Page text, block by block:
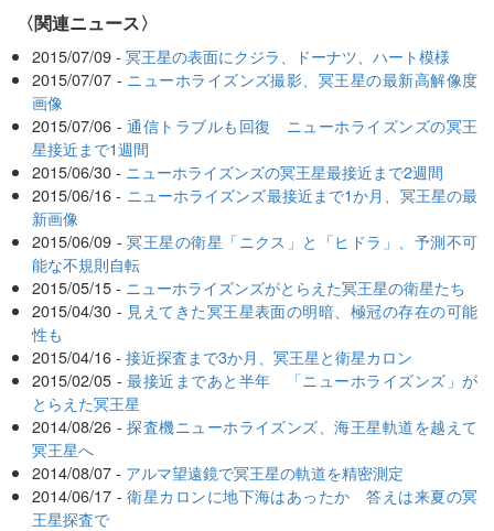
〈関連ニュース〉
2015/07/09 -冥王星の表面にクジラ、ドーナツ、ハート模様
2015/07/07 - ニューホライズンズ撮影、冥王星の最新高解像度
画像
2015/07/06 -通信トラブルも回復 ニューホライズンズの冥王
星接近まで1週間
2015/06/30 - ニューホライズンズの冥王星最接近まで2週間
2015/06/16 - ニューホライズンズ最接近まで1か月、冥王星の最
新画像
2015/06/09 -冥王星の衛星「ニクス」と「ヒドラ」、予測不可
能な不規則自転
2015/05/15 - ニューホライズンズがとらえた冥王星の衛星たち
2015/04/30 - 見えてきた冥王星表面の明暗、極冠の存在の可能
性も
2015/04/16 -接近探査まで3か月、冥王星と衛星カロン
2015/02/05 -最接近まであと半年 「ニューホライズンズ」が
とらえた冥王星
2014/08/26 -探査機ニューホライズンズ、海王星軌道を越えて
冥王星へ
2014/08/07 - アルマ望遠鏡で冥王星の軌道を精密測定
2014/06/17 -衛星カロンに地下海はあったか 答えは来夏の冥
王星探査で